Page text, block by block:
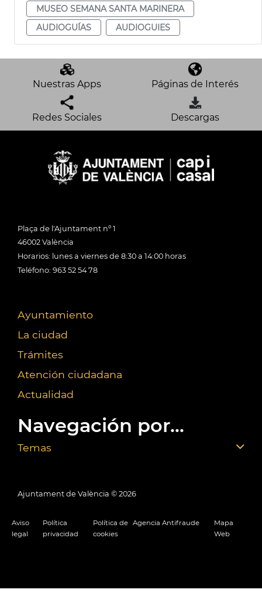
MUSEO SEMANA SANTA MARINERA
AUDIOGUÍAS
AUDIOGUIES
Nuestras Apps Páginas de Interés
Redes Sociales Descargas
Plaça de l'Ajuntament nº 1
46002 València
Horarios: lunes a viernes de 8:30 a 14:00 horas
Teléfono: 963 52 54 78
Ayuntamiento
La ciudad
Trámites
Atención ciudadana
Actualidad
Navegación por...
Temas
Ajuntament de València © 2026
Aviso
legal
Política
privacidad
Política de
cookies
Agencia Antifraude
Mapa
Web